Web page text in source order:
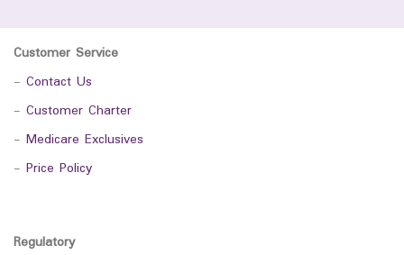
Customer Service
- Contact Us
- Customer Charter
- Medicare Exclusives
- Price Policy
Regulatory